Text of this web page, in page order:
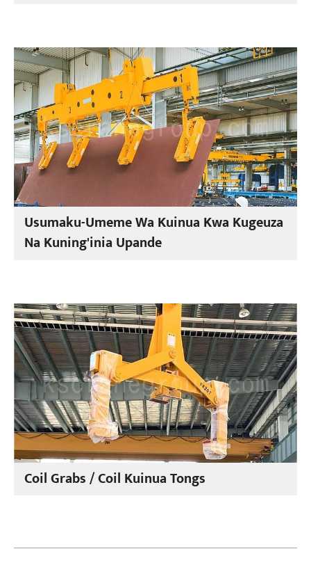
Usumaku-Umeme Wa Kuinua Kwa Kugeuza
Na Kuning'inia Upande
Coil Grabs / Coil Kuinua Tongs